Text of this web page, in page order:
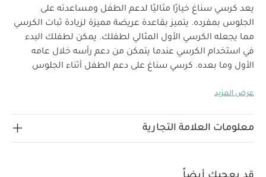
يعد كرسي سناغ خيارًا مثاليًا لدعم الطفل ومساعدته على
الجلوس بمفرده. يتميز بقاعدة عريضة مميزة لزيادة ثبات الكرسي
مما يجعله الكرسي الأول المثالي لطفلك. يمكن لطفلك البدء
في استخدام الكرسي عندما يتمكن من دعم رأسه خلال عامه
الأول وما بعده. كرسي سناغ على دعم الطفل أثناء الجلوس
معًا. يأتي بصينية ألعاب قابلة للإزالة لتسلية الطفل بينما
ألعاب مختلفة لجذب انتباه طفلك.
يمكن وضع الصينية القابلة للإزالة أو إزالتها بنقرة بسيطة.
عرض المزيد
معلومات العلامة التجارية